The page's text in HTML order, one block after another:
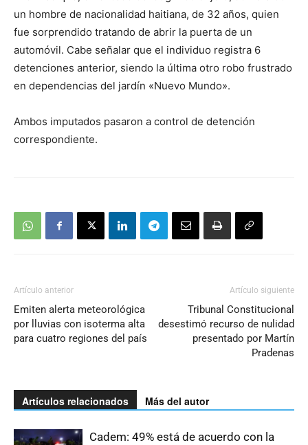
un hombre de nacionalidad haitiana, de 32 años, quien
fue sorprendido tratando de abrir la puerta de un
automóvil. Cabe señalar que el individuo registra 6
detenciones anterior, siendo la última otro robo frustrado
en dependencias del jardín «Nuevo Mundo».
Ambos imputados pasaron a control de detención
correspondiente.
Artículo anterior
Emiten alerta meteorológica
por lluvias con isoterma alta
para cuatro regiones del país
Artículo siguiente
Tribunal Constitucional
desestimó recurso de nulidad
presentado por Martín
Pradenas
Artículos relacionados Más del autor
Cadem: 49% está de acuerdo con la